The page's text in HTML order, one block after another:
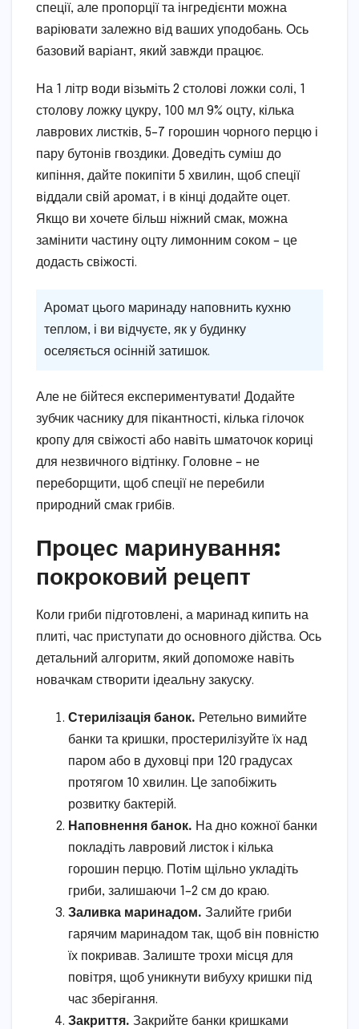
спеції, але пропорції та інгредієнти можна
варіювати залежно від ваших уподобань. Ось
базовий варіант, який завжди працює.
На 1 літр води візьміть 2 столові ложки солі, 1
столову ложку цукру, 100 мл 9% оцту, кілька
лаврових листків, 5–7 горошин чорного перцю і
пару бутонів гвоздики. Доведіть суміш до
кипіння, дайте покипіти 5 хвилин, щоб спеції
віддали свій аромат, і в кінці додайте оцет.
Якщо ви хочете більш ніжний смак, можна
замінити частину оцту лимонним соком – це
додасть свіжості.
Аромат цього маринаду наповнить кухню
теплом, і ви відчуєте, як у будинку
оселяється осінній затишок.
Але не бійтеся експериментувати! Додайте
зубчик часнику для пікантності, кілька гілочок
кропу для свіжості або навіть шматочок кориці
для незвичного відтінку. Головне – не
переборщити, щоб спеції не перебили
природний смак грибів.
Процес маринування:
покроковий рецепт
Коли гриби підготовлені, а маринад кипить на
плиті, час приступати до основного дійства. Ось
детальний алгоритм, який допоможе навіть
новачкам створити ідеальну закуску.
Стерилізація банок. Ретельно вимийте
банки та кришки, простерилізуйте їх над
паром або в духовці при 120 градусах
протягом 10 хвилин. Це запобіжить
розвитку бактерій.
Наповнення банок. На дно кожної банки
покладіть лавровий листок і кілька
горошин перцю. Потім щільно укладіть
гриби, залишаючи 1–2 см до краю.
Заливка маринадом. Залийте гриби
гарячим маринадом так, щоб він повністю
їх покривав. Залиште трохи місця для
повітря, щоб уникнути вибуху кришки під
час зберігання.
Закриття. Закрийте банки кришками